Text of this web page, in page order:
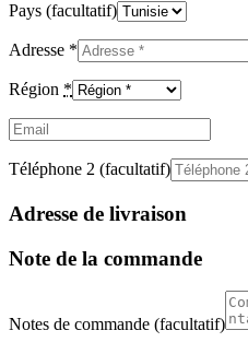
Pays (facultatif)
Adresse *
Région *
Email
Téléphone 2 (facultatif)
Adresse de livraison
Note de la commande
Notes de commande (facultatif)